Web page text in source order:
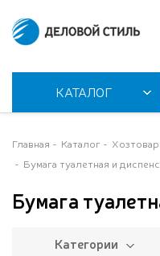
КАТАЛОГ
Главная Каталог
Бумага туалетная и
Бумага
Категории